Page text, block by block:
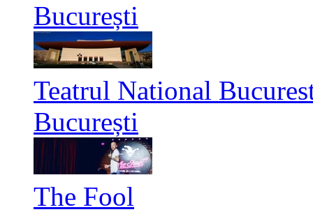
București
Teatrul National
București
The Fool